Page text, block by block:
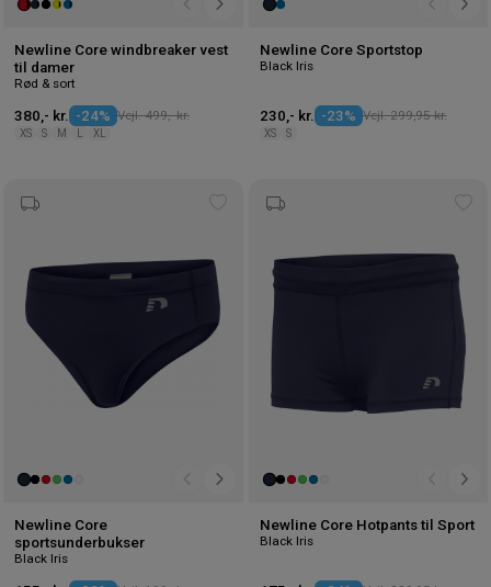
Newline Core windbreaker vest
til damer
Rød & sort
380,- kr. -24% Vejl. 499,- kr.
XS S M XL
Newline Core Sportstop
Black Iris
230,- kr. -23% Vejl. 299,95 kr.
XS S
ønskeliste
Newline Core
sportsunderbukser
Black Iris
Newline Core Hotpants til Sport
Black Iris